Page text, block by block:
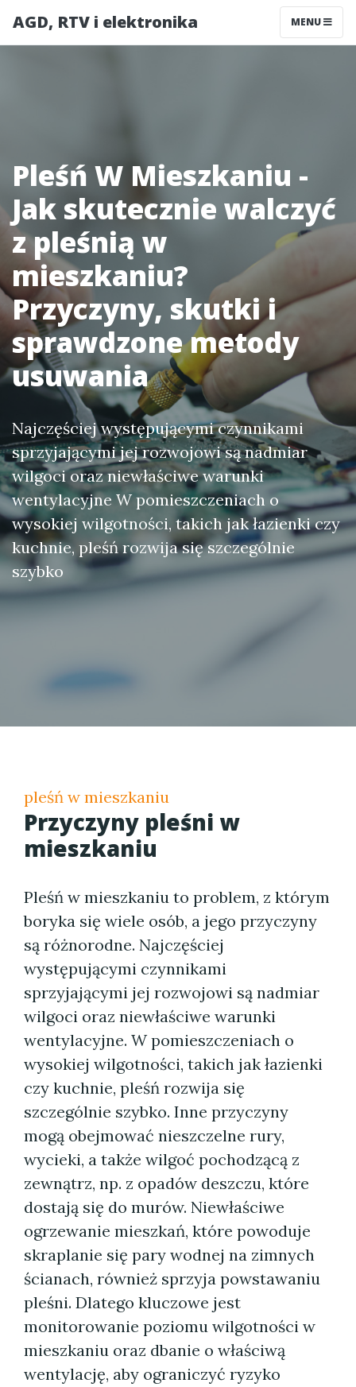
AGD, RTV i elektronika MENU
Pleśń W Mieszkaniu -
Jak skutecznie walczyć
z pleśnią w
mieszkaniu?
Przyczyny, skutki i
sprawdzone metody
usuwania
Najczęściej występującymi czynnikami
sprzyjającymi jej rozwojowi są nadmiar
wilgoci oraz niewłaściwe warunki
wentylacyjne W pomieszczeniach o
wysokiej wilgotności, takich jak łazienki czy
kuchnie, pleśń rozwija się szczególnie
szybko
pleśń w mieszkaniu
Przyczyny pleśni w
mieszkaniu
Pleśń w mieszkaniu to problem, z którym
boryka się wiele osób, a jego przyczyny
są różnorodne. Najczęściej
występującymi czynnikami
sprzyjającymi jej rozwojowi są nadmiar
wilgoci oraz niewłaściwe warunki
wentylacyjne. W pomieszczeniach o
wysokiej wilgotności, takich jak łazienki
czy kuchnie, pleśń rozwija się
szczególnie szybko. Inne przyczyny
mogą obejmować nieszczelne rury,
wycieki, a także wilgoć pochodzącą z
zewnątrz, np. z opadów deszczu, które
dostają się do murów. Niewłaściwe
ogrzewanie mieszkań, które powoduje
skraplanie się pary wodnej na zimnych
ścianach, również sprzyja powstawaniu
pleśni. Dlatego kluczowe jest
monitorowanie poziomu wilgotności w
mieszkaniu oraz dbanie o właściwą
wentylację, aby ograniczyć ryzyko